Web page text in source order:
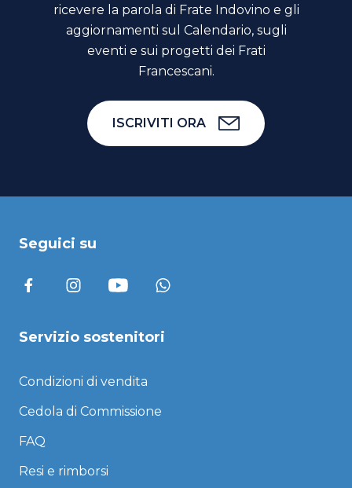
ricevere la parola di Frate Indovino e gli
aggiornamenti sul Calendario, sugli
eventi e sui progetti dei Frati
Francescani.
ISCRIVITI ORA
Seguici su
Servizio sostenitori
Condizioni di vendita
Cedola di Commissione
FAQ
Resi e rimborsi